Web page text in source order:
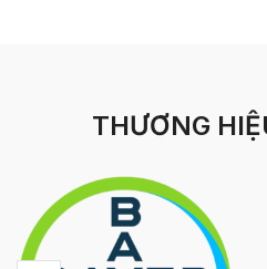
THƯƠNG